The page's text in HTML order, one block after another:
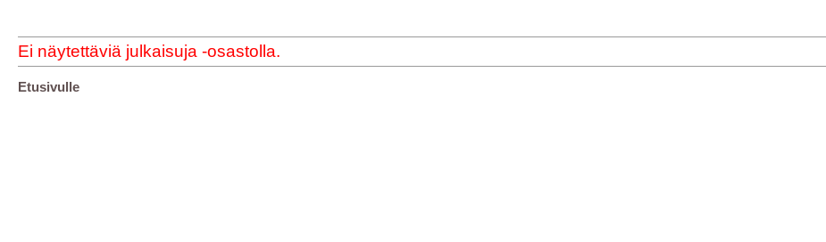
Ei näytettäviä julkaisuja -osastolla.
Etusivulle